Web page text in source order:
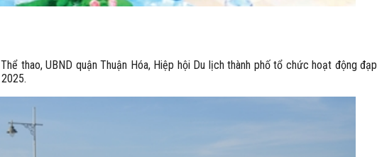
thao, UBND quận Thuận Hóa, Hiệp hội Du lịch thành phố tổ chức hoạt động đạp